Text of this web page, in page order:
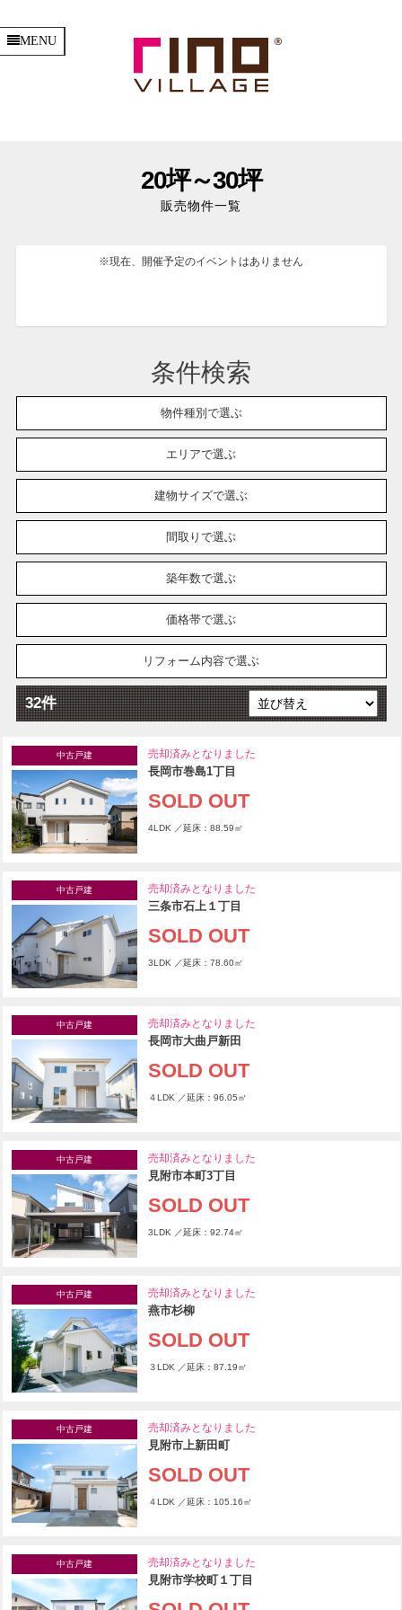
MENU
20坪～30坪
販売物件一覧
※現在、開催予定のイベントはありません
条件検索
物件種別で選ぶ
エリアで選ぶ
建物サイズで選ぶ
間取りで選ぶ
築年数で選ぶ
価格帯で選ぶ
リフォーム内容で選ぶ
32件
中古戸建 売却済みとなりました
長岡市巻島1丁目
SOLD OUT
4LDK ／延床：88.59㎡
中古戸建 売却済みとなりました
三条市石上１丁目
SOLD OUT
3LDK ／延床：78.60㎡
中古戸建 売却済みとなりました
長岡市大曲戸新田
SOLD OUT
４LDK ／延床：96.05㎡
中古戸建 売却済みとなりました
見附市本町3丁目
SOLD OUT
3LDK ／延床：92.74㎡
中古戸建 売却済みとなりました
燕市杉柳
SOLD OUT
３LDK ／延床：87.19㎡
中古戸建 売却済みとなりました
見附市上新田町
SOLD OUT
４LDK ／延床：105.16㎡
中古戸建 売却済みとなりました
見附市学校町１丁目